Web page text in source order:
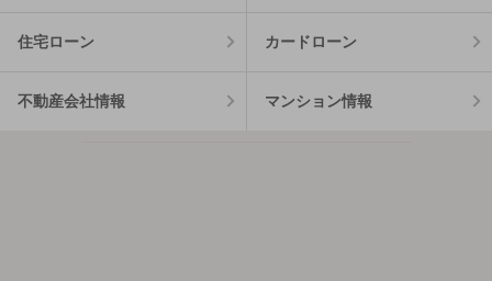
住宅ローン カードローン
不動産会社情報 マンション情報